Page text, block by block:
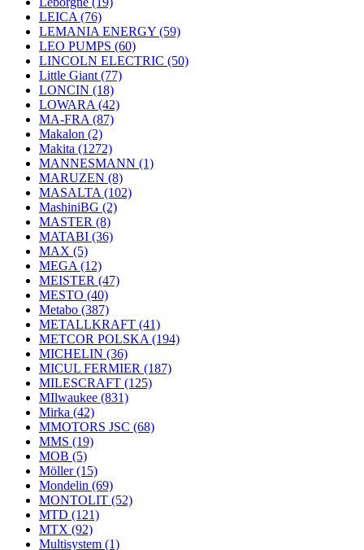
LEICA (76)
LEMANIA ENERGY (59)
LEO PUMPS (60)
LINCOLN ELECTRIC (50)
Little Giant (77)
LONCIN (18)
LOWARA (42)
MA-FRA (87)
Makalon (2)
Makita (1272)
MANNESMANN (1)
MARUZEN (8)
MASALTA (102)
MashiniBG (2)
MASTER (8)
MATABI (36)
MAX (5)
MEGA (12)
MEISTER (47)
MESTO (40)
Metabo (387)
METALLKRAFT (41)
METCOR POLSKA (194)
MICHELIN (36)
MICUL FERMIER (187)
MILESCRAFT (125)
MIlwaukee (831)
Mirka (42)
MMOTORS JSC (68)
MMS (19)
MOB (5)
Möller(15)
Mondelin (69)
MONTOLIT (52)
MTD (121)
MTX (92)
Multisystem (1)